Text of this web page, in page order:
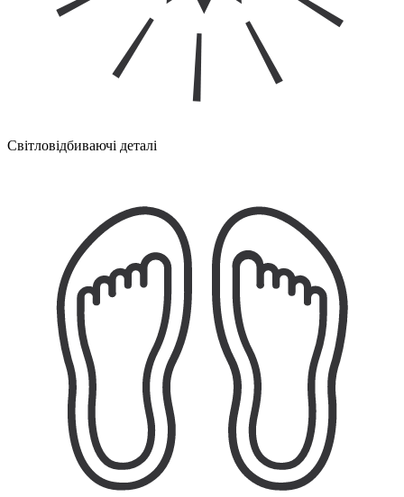
Світловідбиваючі деталі